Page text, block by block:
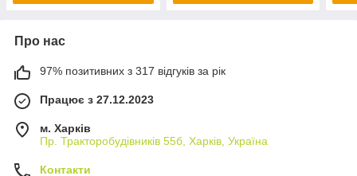
Про нас
97% позитивних з 317 відгуків за рік
Працює з 27.12.2023
м. Харків
Пр. Тракторобудiвникiв 55б, Харків, Україна
Контакти